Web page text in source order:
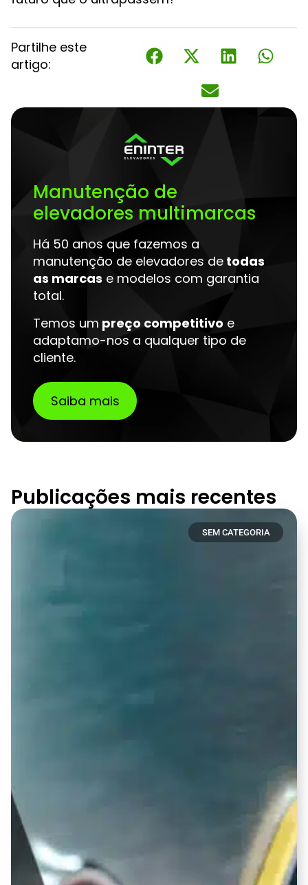
Partilhe este
artigo:
Manutenção de
elevadores multimarcas
Há 50 anos que fazemos a
manutenção de elevadores de todas
as marcas e modelos com garantia
total.
Temos um preço competitivo e
adaptamo-nos a qualquer tipo de
cliente.
Saiba mais
Publicações mais recentes
SEM CATEGORIA